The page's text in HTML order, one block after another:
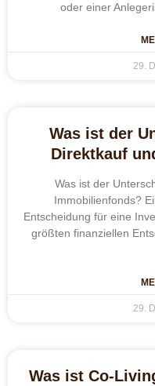
oder einer
29.
Was ist der
Direktkauf
Was ist der
Immobilienfonds?
Entscheidung für eine
größten finanziellen
29.
Was ist Co-